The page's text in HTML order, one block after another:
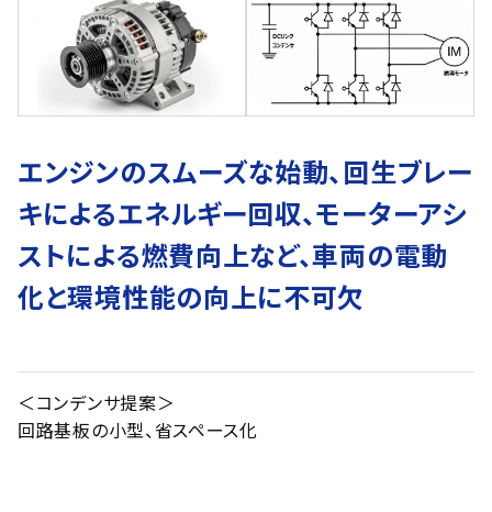
エンジンのスムーズな始動、回生ブレー
キによるエネルギー回収、モーターアシ
ストによる燃費向上など、車両の電動
化と環境性能の向上に不可欠
＜コンデンサ提案＞
回路基板の小型、省スペース化